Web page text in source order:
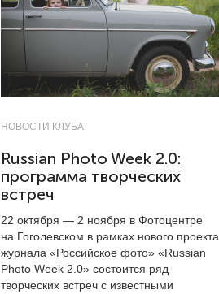
НОВОСТИ КЛУБА
Russian Photo Week 2.0:
программа творческих
встреч
22 октября — 2 ноября в Фотоцентре
на Гоголевском в рамках нового проекта
журнала «Российское фото» «Russian
Photo Week 2.0» состоится ряд
творческих встреч с известными